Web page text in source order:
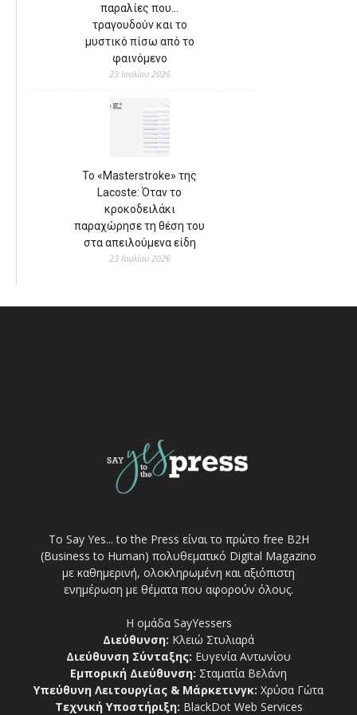
παραλίες που…
τραγουδούν και το
μυστικό πίσω από το
φαινόμενο
23 Ιουλίου 2026
Το «Masterstroke» της
Lacoste: Όταν το
κροκοδειλάκι
παραχώρησε τη θέση του
στα απειλούμενα είδη
23 Ιουλίου 2026
Το Say Yes... to the Press είναι το πρώτο free Β2Η
(Business to Human) πολυθεματικό Digital Magazino
με καθημερινή, ολοκληρωμένη και αξιόπιστη
ενημέρωση με θέματα που αφορούν όλους.
Η ομάδα SayYessers
Διεύθυνση: Κλειώ Στυλιαρά
Διεύθυνση Σύνταξης: Ευγενία Αντωνίου
Εμπορική Διεύθυνση: Σταματία Βελάνη
Υπεύθυνη Λειτουργίας & Μάρκετινγκ: Χρύσα Γώτα
Τεχνική Υποστήριξη: BlackDot Web Services